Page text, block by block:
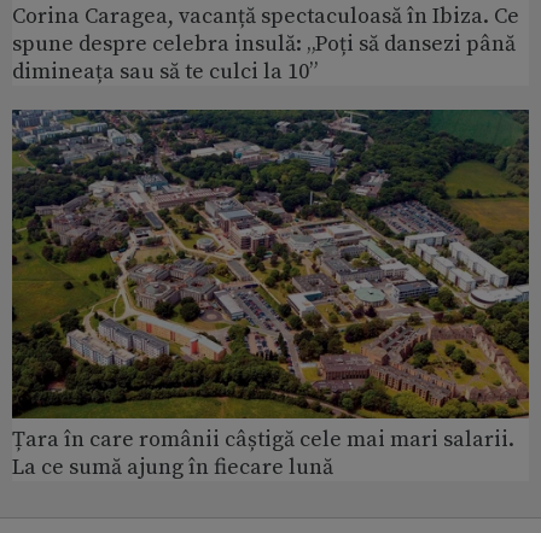
Corina Caragea, vacanță spectaculoasă în Ibiza. Ce
spune despre celebra insulă: „Poți să dansezi până
dimineața sau să te culci la 10”
Țara în care românii câștigă cele mai mari salarii.
La ce sumă ajung în fiecare lună